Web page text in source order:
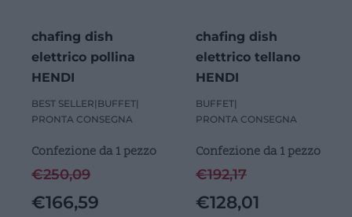
chafing dish
elettrico pollina
HENDI
BEST SELLER| BUFFET|
PRONTA CONSEGNA
Confezione da 1 pezzo
€250,09
€166,59
chafing dish
elettrico tellano
HENDI
BUFFET|
PRONTA CONSEGNA
Confezione da 1 pezzo
€192,17
€128,01